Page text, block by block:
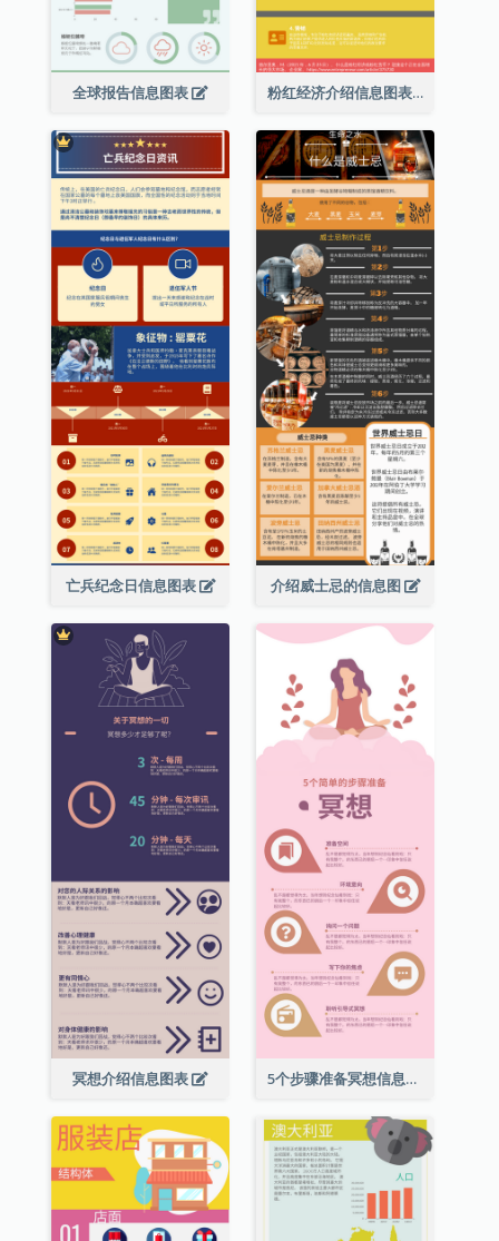
全球报告信息图表 粉红经济介绍信息图表
亡兵纪念日信息图表 介绍威士忌的信息图
冥想介绍信息图表 5个步骤准备冥想信息图表